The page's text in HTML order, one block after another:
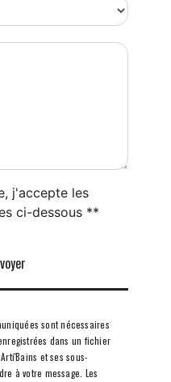
j'accepte les
ci-dessous **
sont nécessaires
dans un fichier
et ses sous-
à votre message. Les